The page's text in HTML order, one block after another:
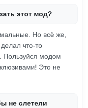
этот мод?
Но всё же,
что-то
Пользуйся модом
Это не
не слетели